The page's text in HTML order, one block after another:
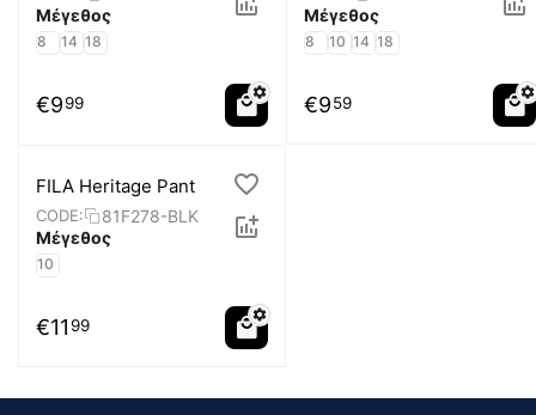
Μέγεθος
8 14 18
€999
Μέγεθος
8 10 14 18
€959
FILA Heritage Pant
CODE:
81F278-BLK
Μέγεθος
10
€11 99